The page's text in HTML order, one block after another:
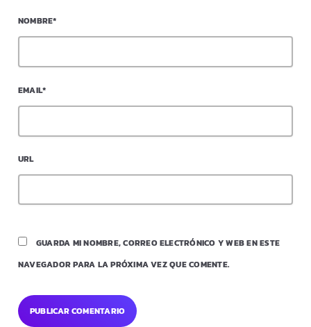
NOMBRE*
EMAIL*
URL
GUARDA MI NOMBRE, CORREO ELECTRÓNICO Y WEB EN ESTE
NAVEGADOR PARA LA PRÓXIMA VEZ QUE COMENTE.